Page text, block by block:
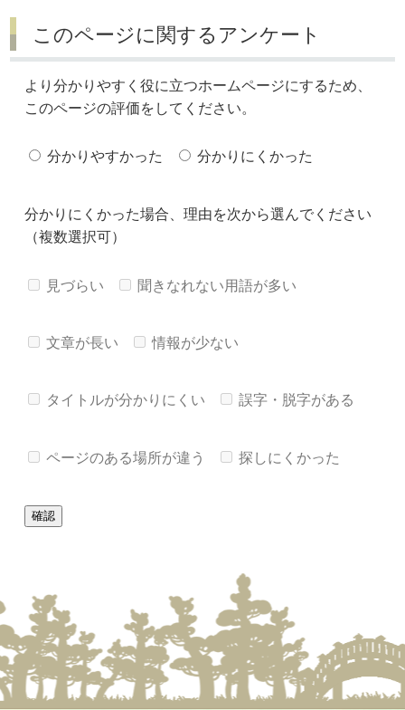
このページに関するアンケート
より分かりやすく役に立つホームページにするため、
このページの評価をしてください。
分かりやすかった 分かりにくかった
分かりにくかった場合、理由を次から選んでください
（複数選択可）
見づらい 聞きなれない用語が多い
文章が長い 情報が少ない
タイトルが分かりにくい 誤字・脱字がある
ページのある場所が違う 探しにくかった